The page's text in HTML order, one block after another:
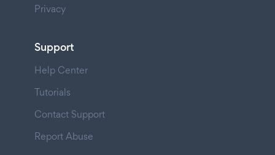
Privacy
Support
Help Center
Tutorials
Contact Support
Report Abuse